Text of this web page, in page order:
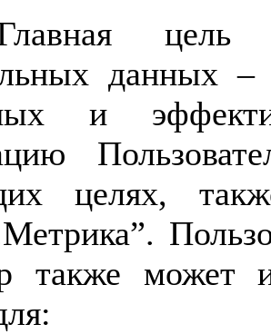
цель
данных –
и
целях,
также может